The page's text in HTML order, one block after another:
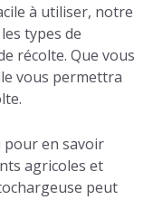
à utiliser, notre
types de
récolte. Que vous
vous permettra
pour en savoir
agricoles et
peut